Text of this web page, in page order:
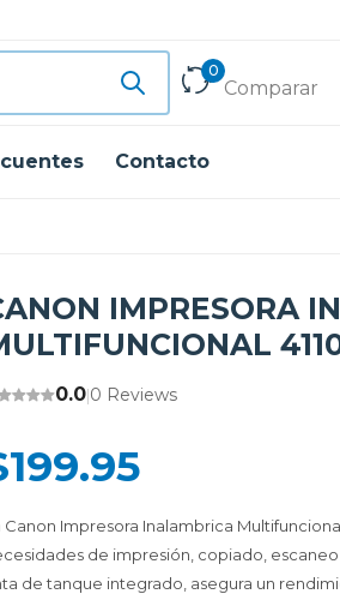
0
Comparar
Contacto
IMPRESORA
0.0|0 Reviews
Canon Impresora Inalambrica
de impresión, copiado,
de tanque integrado, asegura un